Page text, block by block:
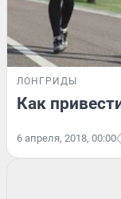
ЛОНГРИДЫ
Как
6 апреля, 2018, 00:00